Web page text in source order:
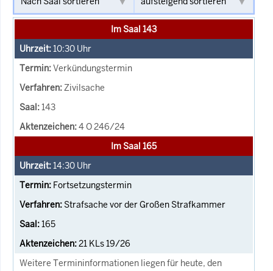
Im Saal 143
10:30 Uhr
Verkündungstermin
Zivilsache
143
4 O 246/24
Im Saal 165
14:30 Uhr
Fortsetzungstermin
Strafsache vor der Großen Strafkammer
165
21 KLs 19/26
Weitere Termininformationen liegen für heute, den